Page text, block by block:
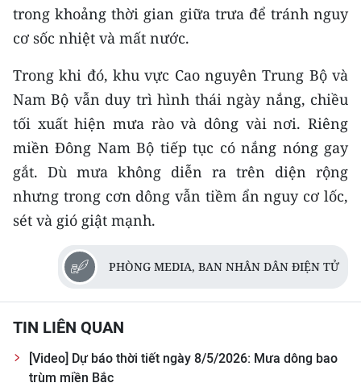
Media Văn hóa
Media Xã hội
Media Pháp luật
Media Du lịch
Media Thế giới
Media Thể thao
Media Giáo dục
Media Y tế
Media Môi trường
Ảnh
trong khoảng thời gian giữa trưa để tránh nguy
cơ sốc nhiệt và mất nước.
Trong khi đó, khu vực Cao nguyên Trung Bộ và
Nam Bộ vẫn duy trì hình thái ngày nắng, chiều
tối xuất hiện mưa rào và dông vài nơi. Riêng
miền Đông Nam Bộ tiếp tục có nắng nóng gay
gắt. Dù mưa không diễn ra trên diện rộng
nhưng trong cơn dông vẫn tiềm ẩn nguy cơ lốc,
sét và gió giật mạnh.
PHÒNG MEDIA, BAN NHÂN DÂN ĐIỆN TỬ
TIN LIÊN QUAN
[Video] Dự báo thời tiết ngày 8/5/2026: Mưa dông bao
trùm miền Bắc